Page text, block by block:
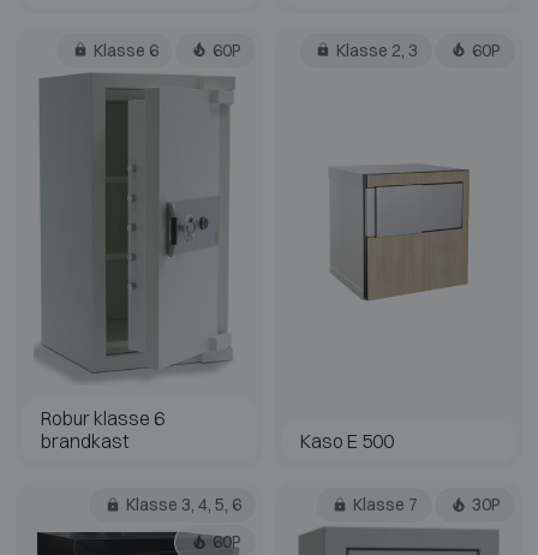
Klasse 6 60P
Robur klasse 6
brandkast
Klasse 2, 3 60P
Kaso E 500
Klasse 3, 4, 5, 6
60P
Klasse 7 30P